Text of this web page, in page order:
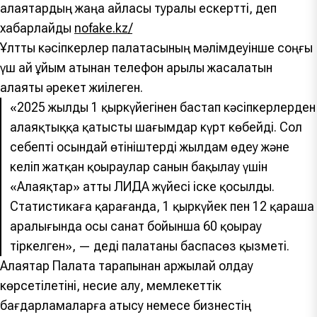
алаяқтардың жаңа айласы туралы ескертті, деп
хабарлайды nofake.kz/
Ұлттық кәсіпкерлер палатасының мәлімдеуінше соңғы
үш ай ұйым атынан телефон арқылы жасалатын
алаяқтық әрекет жиілеген.
«2025 жылдың 1 қыркүйегінен бастап кәсіпкерлерден
алаяқтыққа қатысты шағымдар күрт көбейді. Сол
себепті осындай өтініштерді жылдам өңдеу және
келіп жатқан қоңыраулар санын бақылау үшін
«Алаяқтар» атты ЛИДА жүйесі іске қосылды.
Статистикаға қарағанда, 1 қыркүйек пен 12 қараша
аралығында осы санат бойынша 60 қоңырау
тіркелген», — деді палатаның баспасөз қызметі.
Алаяқтар Палата тарапынан қаржылай қолдау
көрсетілетіні, несие алу, мемлекеттік
бағдарламаларға қатысу немесе бизнестің